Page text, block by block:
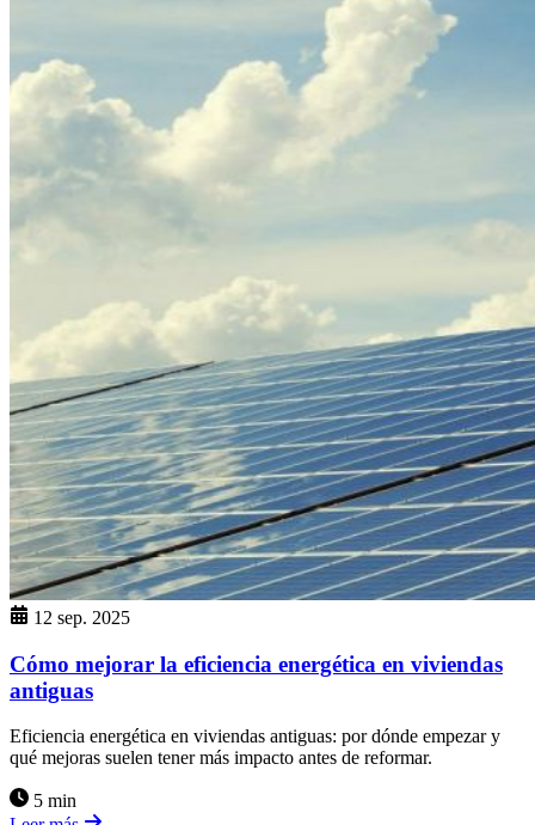
12 sep. 2025
Cómo mejorar la eficiencia energética en viviendas
antiguas
Eficiencia energética en viviendas antiguas: por dónde empezar y
qué mejoras suelen tener más impacto antes de reformar.
5 min